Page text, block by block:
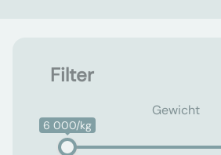
Filter
Gewicht
6 000/kg